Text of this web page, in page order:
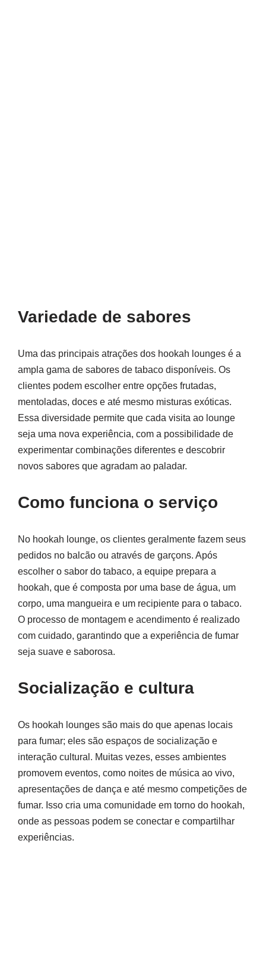
Variedade de sabores
Uma das principais atrações dos hookah lounges é a
ampla gama de sabores de tabaco disponíveis. Os
clientes podem escolher entre opções frutadas,
mentoladas, doces e até mesmo misturas exóticas.
Essa diversidade permite que cada visita ao lounge
seja uma nova experiência, com a possibilidade de
experimentar combinações diferentes e descobrir
novos sabores que agradam ao paladar.
Como funciona o serviço
No hookah lounge, os clientes geralmente fazem seus
pedidos no balcão ou através de garçons. Após
escolher o sabor do tabaco, a equipe prepara a
hookah, que é composta por uma base de água, um
corpo, uma mangueira e um recipiente para o tabaco.
O processo de montagem e acendimento é realizado
com cuidado, garantindo que a experiência de fumar
seja suave e saborosa.
Socialização e cultura
Os hookah lounges são mais do que apenas locais
para fumar; eles são espaços de socialização e
interação cultural. Muitas vezes, esses ambientes
promovem eventos, como noites de música ao vivo,
apresentações de dança e até mesmo competições de
fumar. Isso cria uma comunidade em torno do hookah,
onde as pessoas podem se conectar e compartilhar
experiências.